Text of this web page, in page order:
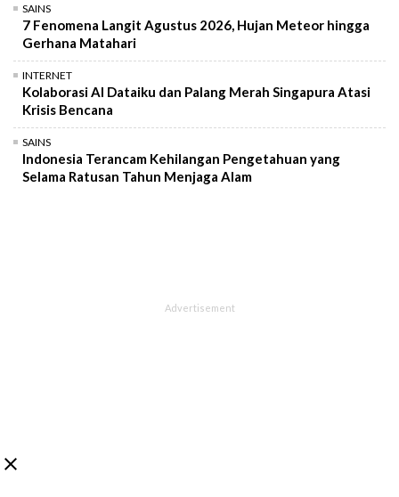
SAINS
7 Fenomena Langit Agustus 2026, Hujan Meteor hingga
Gerhana Matahari
INTERNET
Kolaborasi AI Dataiku dan Palang Merah Singapura Atasi
Krisis Bencana
SAINS
Indonesia Terancam Kehilangan Pengetahuan yang
Selama Ratusan Tahun Menjaga Alam
